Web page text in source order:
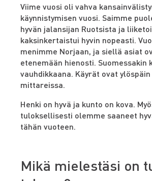
Viime vuosi oli vahva
käynnistymisen vuosi. Saimme
hyvän jalansijan Ruotsista ja
kaksinkertaistui hyvin nopeasti.
menimme Norjaan, ja siellä asiat
etenemään hienosti. Suomessakin
vauhdikkaana. Käyrät ovat
mittareissa.
Henki on hyvä ja kunto on kova.
tuloksellisesti olemme saaneet
tähän vuoteen.
Mikä mielestäsi on